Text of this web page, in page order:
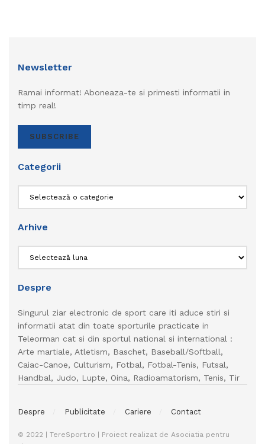
Newsletter
Ramai informat! Aboneaza-te si primesti informatii in
timp real!
SUBSCRIBE
Categorii
Arhive
Despre
Singurul ziar electronic de sport care iti aduce stiri si
informatii atat din toate sporturile practicate in
Teleorman cat si din sportul national si international :
Arte martiale, Atletism, Baschet, Baseball/Softball,
Caiac-Canoe, Culturism, Fotbal, Fotbal-Tenis, Futsal,
Handbal, Judo, Lupte, Oina, Radioamatorism, Tenis, Tir
Despre Publicitate Cariere Contact
© 2022 | TereSport.ro | Proiect realizat de Asociatia pentru